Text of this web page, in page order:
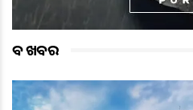
ବଡ ଖବର